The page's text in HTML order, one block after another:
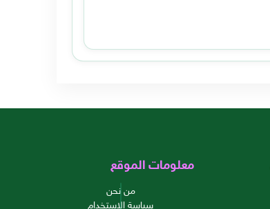
معلومات الموقع
من نحن
سياسة الاستخدام